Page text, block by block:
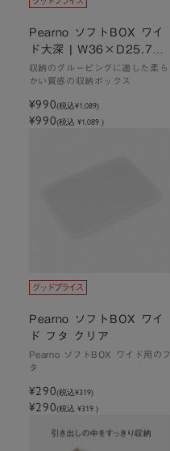
Pearno ソフトBOX ワイ
ド大深 | W36×D25.7×
H32cm
収納のグルーピングに適した柔ら
かい質感の収納ボックス
¥990(税込¥1,089)
¥990(税込 ¥1,089 )
Pearno ソフトBOX ワイ
ド フタ クリア
Pearno ソフトBOX ワイド用のフ
タ
¥290(税込¥319)
¥290(税込 ¥319 )